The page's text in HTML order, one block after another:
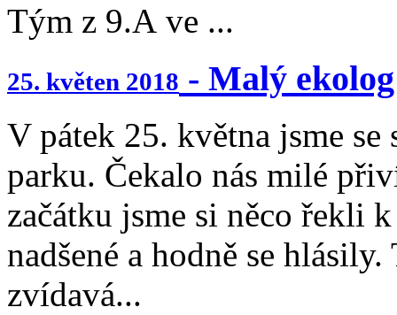
Tým z 9.A ve ...
25. květen 2018 - Malý ekolog
V pátek 25. května jsme
parku. Čekalo nás milé
začátku jsme si něco řekli
nadšené a hodně se
zvídavá...